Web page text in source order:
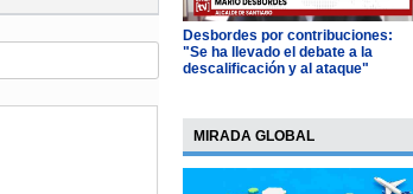
Desbordes por contribuciones:
"Se ha llevado el debate a la
descalificación y al ataque"
MIRADA GLOBAL